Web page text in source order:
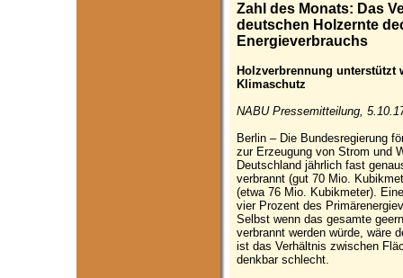
Zahl des Monats: Das
deutschen Holzernte
Energieverbrauchs
Holzverbrennung unterstützt
Klimaschutz
NABU Pressemitteilung,
Berlin – Die Bundesregierung
zur Erzeugung von Strom und
Deutschland jährlich fast
verbrannt (gut 70 Mio.
(etwa 76 Mio. Kubikmeter).
vier Prozent des
Selbst wenn das gesamte
verbrannt werden würde, wäre
ist das Verhältnis zwischen
denkbar schlecht.